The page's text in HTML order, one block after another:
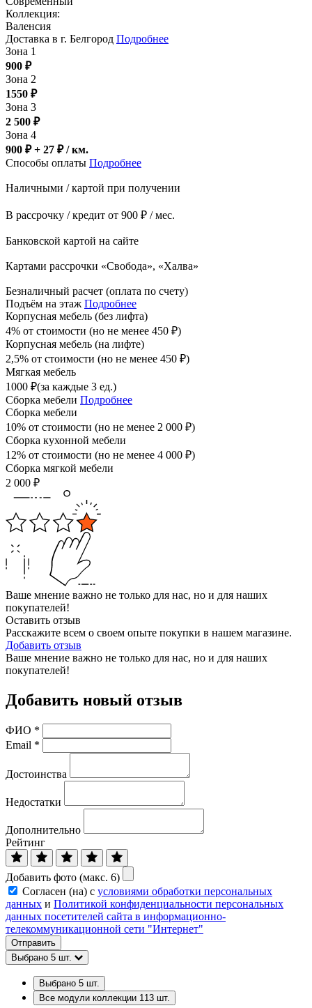
Коллекция:
Валенсия
Доставка в г. Белгород Подробнее
Зона 1
900 ₽
Зона 2
1550 ₽
Зона 3
2 500 ₽
Зона 4
900 ₽ + 27 ₽/ км.
Способы оплаты Подробнее
Наличными / картой при получении
В рассрочку / кредит от 900 ₽ / мес.
Банковской картой на сайте
Картами рассрочки «Свобода», «Халва»
Безналичный расчет (оплата по счету)
Подъём на этаж Подробнее
Корпусная мебель (без лифта)
4% от стоимости (но не менее 450 ₽)
Корпусная мебель (на лифте)
2,5% от стоимости (но не менее 450 ₽)
Мягкая мебель
1000 ₽(за каждые 3 ед.)
Сборка мебели Подробнее
Сборка мебели
10% от стоимости (но не менее 2 000 ₽)
Сборка кухонной мебели
12% от стоимости (но не менее 4 000 ₽)
Сборка мягкой мебели
2 000 ₽
Ваше мнение важно не только для нас, но и для наших
покупателей!
Оставить отзыв
Расскажите всем о своем опыте покупки в нашем магазине.
Добавить отзыв
Ваше мнение важно не только для нас, но и для наших
покупателей!
Добавить новый отзыв
ФИО *
Email *
Достоинства
Недостатки
Дополнительно
Рейтинг
Добавить фото (макс. 6)
Согласен (на) с условиями обработки персональных
данных и Политикой конфиденциальности персональных
данных посетителей сайта в информационно-
телекоммуникационной сети "Интернет"
Отправить
Выбрано 5 шт.
Выбрано 5 шт.
Все модули коллекции 113 шт.